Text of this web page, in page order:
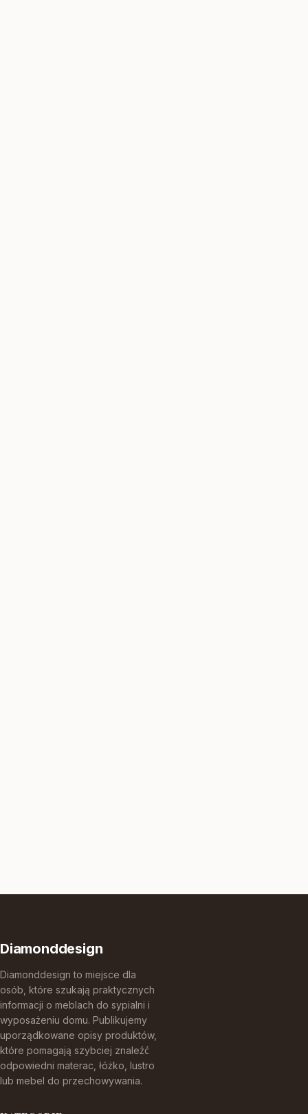
Diamonddesign
Diamonddesign to miejsce dla
osób, które szukają praktycznych
informacji o meblach do sypialni i
wyposażeniu domu. Publikujemy
uporządkowane opisy produktów,
które pomagają szybciej znaleźć
odpowiedni materac, łóżko, lustro
lub mebel do przechowywania.